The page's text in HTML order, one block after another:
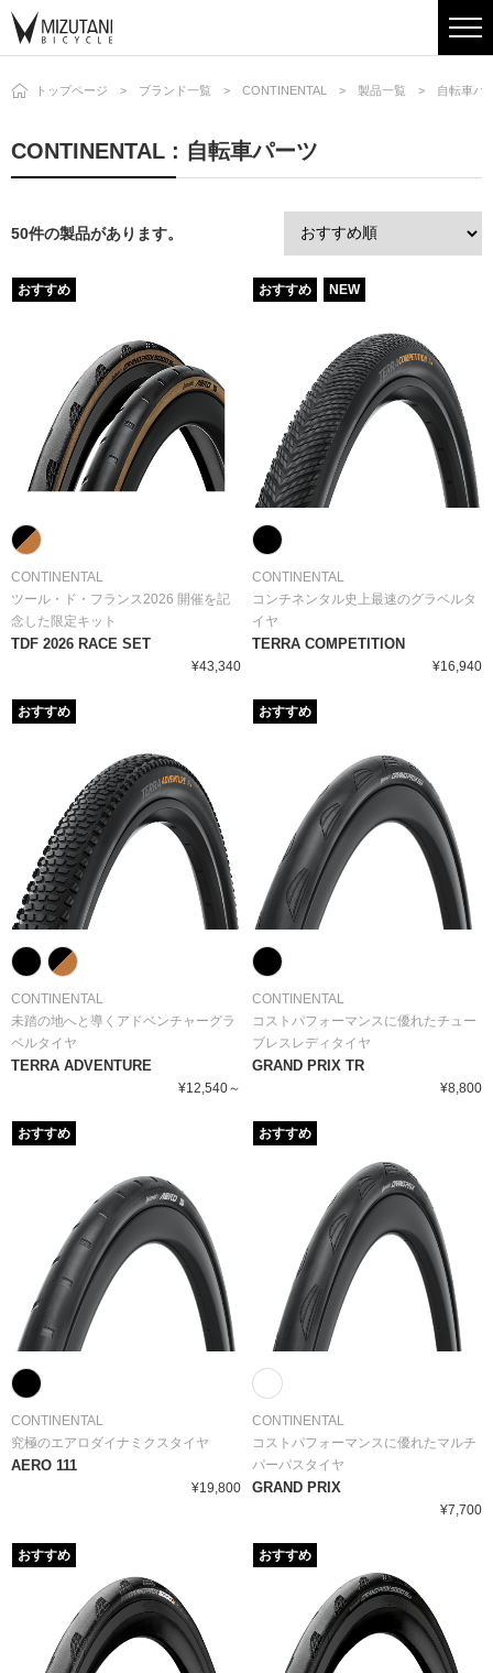
トップページ ブランド一覧 CONTINENTAL 製品一覧 自転車パ
CONTINENTAL : 自転車パーツ
50件の製品があります。
CONTINENTAL
ツール・ド・フランス2026 開催を記
念した限定キット
TDF 2026 RACE SET
¥43,340
おすすめ
CONTINENTAL
コンチネンタル史上最速のグラベルタ
イヤ
TERRA COMPETITION
¥16,940
おすすめ NEW
CONTINENTAL
未踏の地へと導くアドベンチャーグラ
ベルタイヤ
TERRA ADVENTURE
¥12,540～
おすすめ
CONTINENTAL
コストパフォーマンスに優れたチュー
ブレスレディタイヤ
GRAND PRIX TR
¥8,800
おすすめ
CONTINENTAL
究極のエアロダイナミクスタイヤ
AERO 111
¥19,800
おすすめ
CONTINENTAL
コストパフォーマンスに優れたマルチ
パーパスタイヤ
GRAND PRIX
¥7,700
おすすめ
おすすめ おすすめ